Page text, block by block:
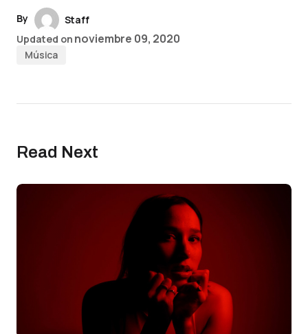
By
Staff
Updated on noviembre 09, 2020
Música
Read Next